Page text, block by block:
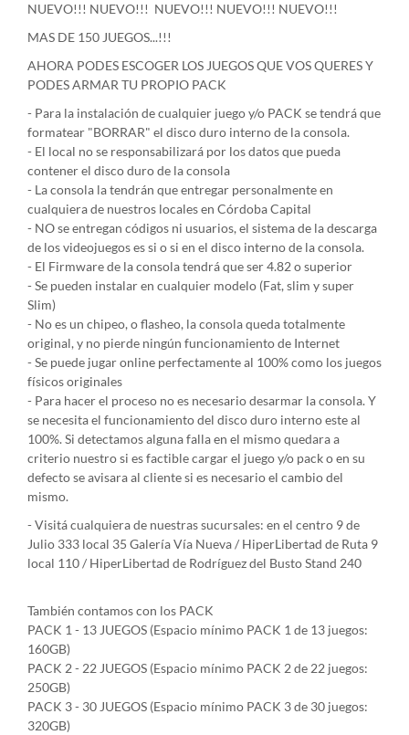
NUEVO!!! NUEVO!!! NUEVO!!! NUEVO!!! NUEVO!!!
MAS DE 150 JUEGOS...!!!
AHORA PODES ESCOGER LOS JUEGOS QUE VOS QUERES Y
PODES ARMAR TU PROPIO PACK
- Para la instalación de cualquier juego y/o PACK se tendrá que
formatear "BORRAR" el disco duro interno de la consola.
- El local no se responsabilizará por los datos que pueda
contener el disco duro de la consola
- La consola la tendrán que entregar personalmente en
cualquiera de nuestros locales en Córdoba Capital
- NO se entregan códigos ni usuarios, el sistema de la descarga
de los videojuegos es si o si en el disco interno de la consola.
- El Firmware de la consola tendrá que ser 4.82 o superior
- Se pueden instalar en cualquier modelo (Fat, slim y super
Slim)
- No es un chipeo, o flasheo, la consola queda totalmente
original, y no pierde ningún funcionamiento de Internet
- Se puede jugar online perfectamente al 100% como los juegos
físicos originales
- Para hacer el proceso no es necesario desarmar la consola. Y
se necesita el funcionamiento del disco duro interno este al
100%. Si detectamos alguna falla en el mismo quedara a
criterio nuestro si es factible cargar el juego y/o pack o en su
defecto se avisara al cliente si es necesario el cambio del
mismo.
- Visitá cualquiera de nuestras sucursales: en el centro 9 de
Julio 333 local 35 Galería Vía Nueva / HiperLibertad de Ruta 9
local 110 / HiperLibertad de Rodríguez del Busto Stand 240
También contamos con los PACK
PACK 1 - 13 JUEGOS (Espacio mínimo PACK 1 de 13 juegos:
160GB)
PACK 2 - 22 JUEGOS (Espacio mínimo PACK 2 de 22 juegos:
250GB)
PACK 3 - 30 JUEGOS (Espacio mínimo PACK 3 de 30 juegos:
320GB)